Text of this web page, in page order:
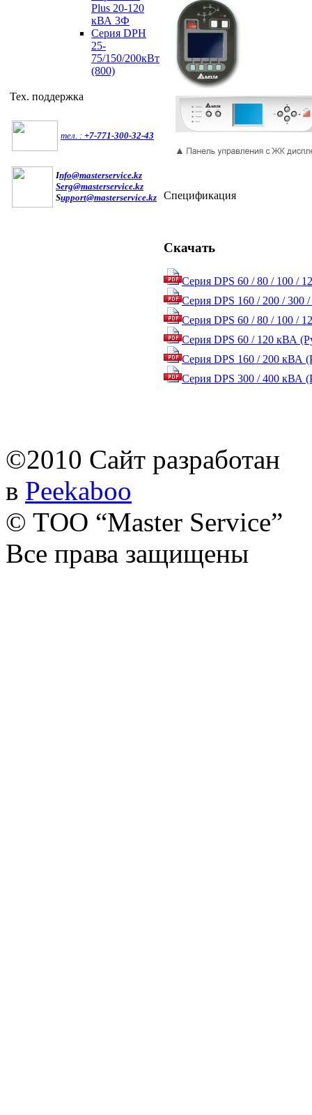
Plus 20-120
кВА 3Ф
Серия DPH
25-
75/150/200кВт
(800)
Тех. поддержка
тел. : +7-771-300-32-43
Info@masterservice.kz
Serg@masterservice.kz
Support@masterservice.kz Спецификация
Скачать
Серия DPS 60 / 80 / 100 /
Серия DPS 160 / 200 / 300
Серия DPS 60 / 80 / 100 /
Серия DPS 60 / 120 кВА
Серия DPS 160 / 200 кВА
Серия DPS 300 / 400 кВА
©2010 Сайт разработан
в Peekaboo
© TОО “Master Service”
Все права защищены